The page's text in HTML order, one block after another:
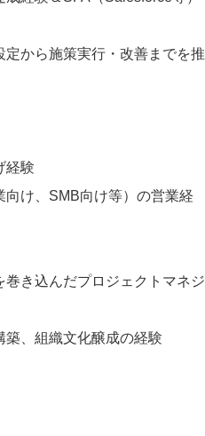
定から施策実行・改善までを推
経験
向け、SMB向け等）の営業経
巻き込んだプロジェクトマネジ
築、組織文化醸成の経験